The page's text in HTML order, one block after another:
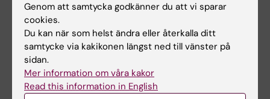
Hélène von Strauss
Utbildningsadministratör
Telefon:
+46852483850
Genom att samtycka godkänner du att vi sparar
cookies.
Du kan när som helst ändra eller återkalla ditt
samtycke via kakikonen längst ned till vänster på
sidan.
Mer information om våra kakor
Read this information in English